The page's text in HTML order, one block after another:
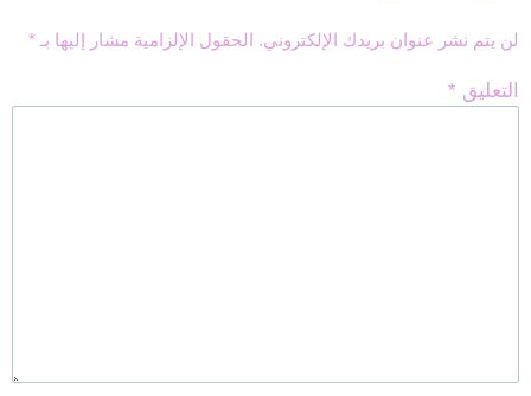
لن يتم نشر عنوان بريدك الإلكتروني. الحقول الإلزامية مشار إليها بـ *
التعليق *